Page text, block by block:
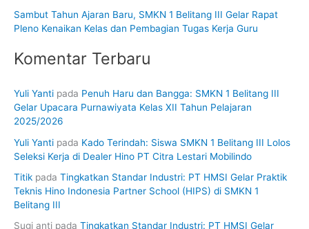
Sambut Tahun Ajaran Baru, SMKN 1 Belitang III Gelar Rapat
Pleno Kenaikan Kelas dan Pembagian Tugas Kerja Guru
Komentar Terbaru
Yuli Yanti pada Penuh Haru dan Bangga: SMKN 1 Belitang III
Gelar Upacara Purnawiyata Kelas XII Tahun Pelajaran
2025/2026
Yuli Yanti pada Kado Terindah: Siswa SMKN 1 Belitang III Lolos
Seleksi Kerja di Dealer Hino PT Citra Lestari Mobilindo
Titik pada Tingkatkan Standar Industri: PT HMSI Gelar Praktik
Teknis Hino Indonesia Partner School (HIPS) di SMKN 1
Belitang III
Sugi anti pada Tingkatkan Standar Industri: PT HMSI Gelar